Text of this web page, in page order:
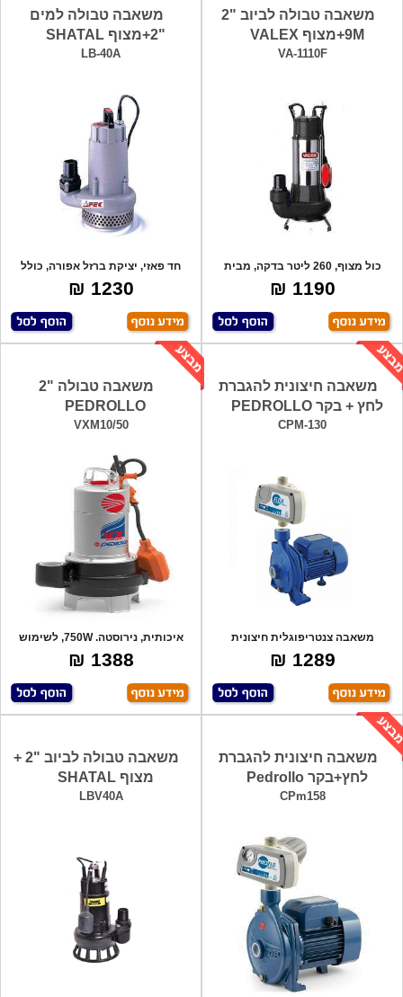
משאבה טבולה לביוב "2
9M+מצוף VALEX
VA-1110F
כול מצוף, 260 ליטר בדקה, מבית
יונדאי !
1190 ₪
משאבה טבולה למים
"2+מצוף SHATAL
LB-40A
חד פאזי, יציקת ברזל אפורה, כולל
מצוף, ,ת
1230 ₪
משאבה חיצונית להגברת
לחץ + בקר PEDROLLO
CPM-130
משאבה צנטריפוגלית חיצונית
מקצועית. גוף-
1289 ₪
משאבה טבולה "2
PEDROLLO
VXM10/50
איכותית, נירוסטה. 750W, לשימוש
במרתפים,
1388 ₪
משאבה חיצונית להגברת
לחץ+בקר Pedrollo
CPm158
משאבה טבולה לביוב "2 +
מצוף SHATAL
LBV40A